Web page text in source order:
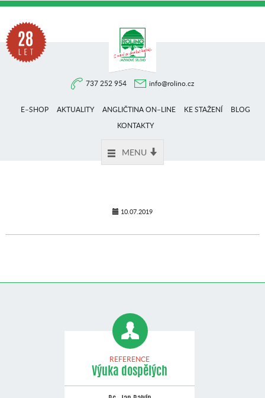
737 252 954 info@rolino.cz
E–SHOP AKTUALITY ANGLIČTINA ON–LINE KE STAŽENÍ
BLOG
KONTAKTY
MENU
10.07.2019
REFERENCE
Výuka dospělých